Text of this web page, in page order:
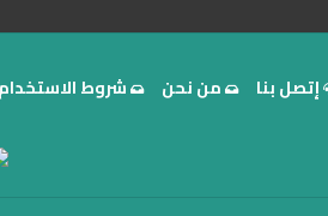
إتصل بنا من نحن شروط الاستخدام